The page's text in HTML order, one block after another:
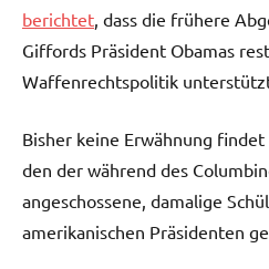
berichtet , dass die frühere
Giffords Präsident Obamas
Waffenrechtspolitik
Bisher keine Erwähnung
den der während des
angeschossene, damalige
amerikanischen Präsidenten